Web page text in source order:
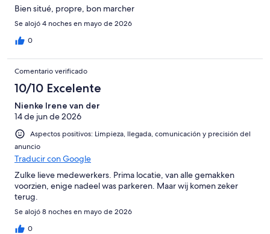
Bien situé, propre, bon marcher
Se alojó 4 noches en mayo de 2026
0
Comentario verificado
10/10 Excelente
Nienke Irene van der
14 de jun de 2026
Aspectos positivos: Limpieza, llegada, comunicación y precisión del
anuncio
Traducir con Google
Zulke lieve medewerkers. Prima locatie, van alle gemakken
voorzien, enige nadeel was parkeren. Maar wij komen zeker
terug.
Se alojó 8 noches en mayo de 2026
0